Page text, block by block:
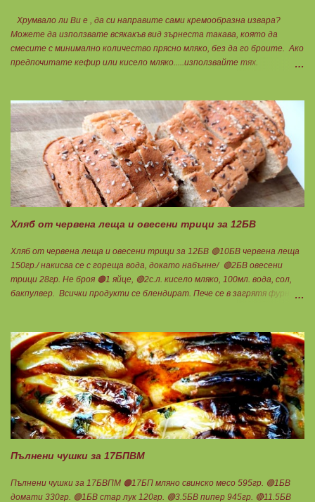
Хрумвало ли Ви е , да си направите сами кремообразна извара?
Можете да използвате всякакъв вид зърнеста такава, която да
смесите с минимално количество прясно мляко, без да го броите. Ако
предпочитате кефир или кисело мляко.....използвайте тях.
приготвяне на всякакви плодови кремчета, крем за торти, за всякакви
разядки и салати... Ако изварата е обезмаслена можете да удвоявате
мазнините. Ако не е, броите като нискомаслен продукт. Можете да
си приготвите по- голямо количество и да съхранявате в хладилник
за няколко дни. Част от моята закуска днес, беше това вкусно
кремче... 🟢1БП извара 50гр. 🟢1БВ череши 8бр. 🟠1БМ орех 1бр.
Ванилия Нека да ни е вкусно заедно! Люси
Хляб от червена леща и овесени трици за 12БВ
Хляб от червена леща и овесени трици за 12БВ 🟢10БВ червена леща
150гр./ накисва се с гореща вода, докато набънне/ 🟢2БВ овесени
трици 28гр. Не броя 🟠1 яйце, 🟢2с.л. кисело мляко, 100мл. вода, сол,
бакпулвер. Всички продукти се блендират. Пече се в загрятя фурна
Пълнени чушки за 17БПВМ
Пълнени чушки за 17БВПМ 🟠17БП мляно свинско месо 595гр. 🟢1БВ
домати 330гр. 🟢1БВ стар лук 120гр. 🟢3.5БВ пипер 945гр. 🔴11.5БВ